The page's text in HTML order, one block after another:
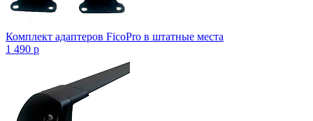
Комплект адаптеров FicoPro в штатные места
1 490 p